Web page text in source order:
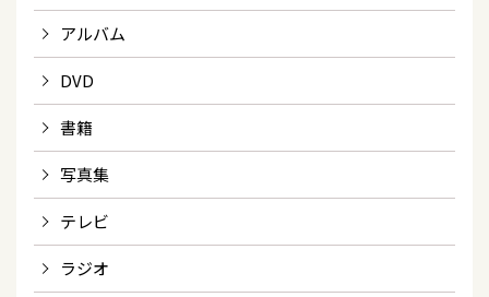
アルバム
DVD
書籍
写真集
テレビ
ラジオ